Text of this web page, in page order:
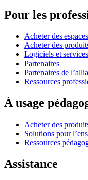
Pour les
Acheter des espaces
Acheter des
Logiciels et services
Partenaires
Partenaires de
Ressources
À usage
Acheter des
Solutions pour
Ressources
Assistance